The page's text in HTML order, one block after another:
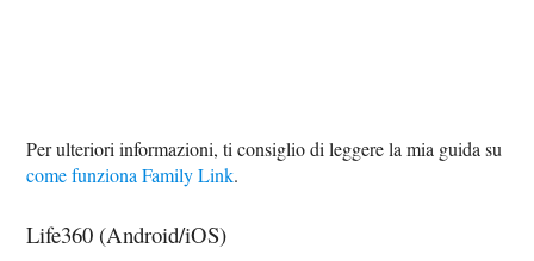
Per ulteriori informazioni, ti consiglio di leggere la mia guida su
come funziona Family Link.
Life360 (Android/iOS)